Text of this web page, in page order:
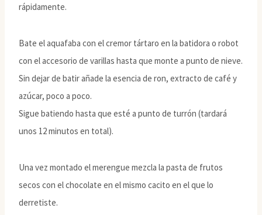
rápidamente.
Bate el aquafaba con el cremor tártaro en la batidora o robot
con el accesorio de varillas hasta que monte a punto de nieve.
Sin dejar de batir añade la esencia de ron, extracto de café y
azúcar, poco a poco.
Sigue batiendo hasta que esté a punto de turrón (tardará
unos 12 minutos en total).
Una vez montado el merengue mezcla la pasta de frutos
secos con el chocolate en el mismo cacito en el que lo
derretiste.